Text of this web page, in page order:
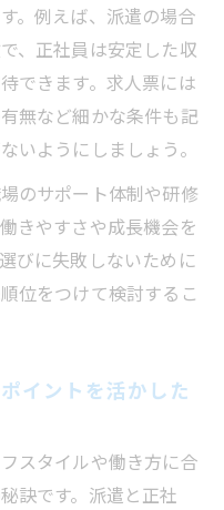
。例えば、派遣の場合
、正社員は安定した収
できます。求人票には
無など細かな条件も記
いようにしましょう。
のサポート体制や研修
きやすさや成長機会を
びに失敗しないために
位をつけて検討するこ
イントを活かした
スタイルや働き方に合
訣です。派遣と正社